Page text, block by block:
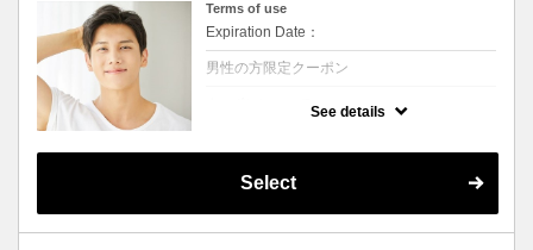
Terms of use
Expiration Date：
男性の方限定クーポン
※ツイスト、スパイラルの場合は別途＋3000
See details
Select